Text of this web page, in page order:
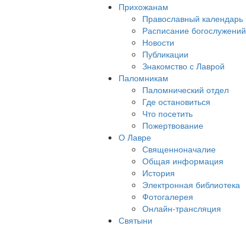
Прихожанам
Православный календарь
Расписание богослужений
Новости
Публикации
Знакомство с Лаврой
Паломникам
Паломнический отдел
Где остановиться
Что посетить
Пожертвование
О Лавре
Священноначалие
Общая информация
История
Электронная библиотека
Фотогалерея
Онлайн-трансляция
Святыни